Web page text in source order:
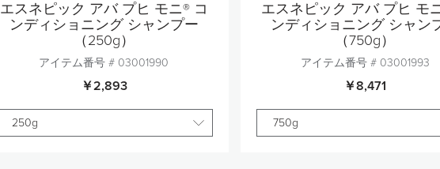
エスネピック アバ プヒ モニ® コ
ンディショニング シャンプー
（250g）
アイテム番号 # 03001990
￥2,893
250g
エスネピック アバ プヒ モ
ンディショニング シャン
（750g）
アイテム番号 # 03001993
￥8,471
750g